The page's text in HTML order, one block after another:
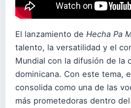
El lanzamiento de Hecha Pa
talento, la versatilidad y el
Mundial con la difusión de la
dominicana. Con este tema,
consolida como una de las
más prometedoras dentro